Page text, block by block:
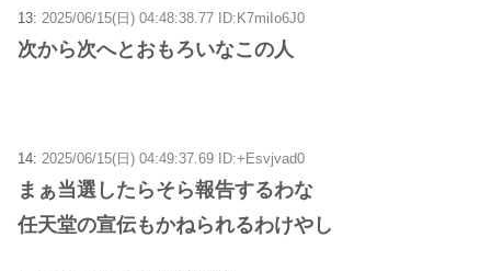
13: 2025/06/15(日) 04:48:38.77 ID:K7miIo6J0
次から次へとおもろいなこの人
14: 2025/06/15(日) 04:49:37.69 ID:+Esvjvad0
まぁ当選したらそら報告するわな
任天堂の宣伝もかねられるわけやし